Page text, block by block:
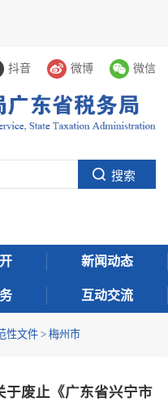
抖音 微博 微信
新闻动态
互动交流
性文件 > 梅州市
于废止《广东省兴宁市